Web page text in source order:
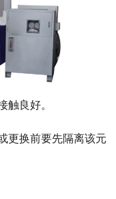
触良好。
更换前要先隔离该元